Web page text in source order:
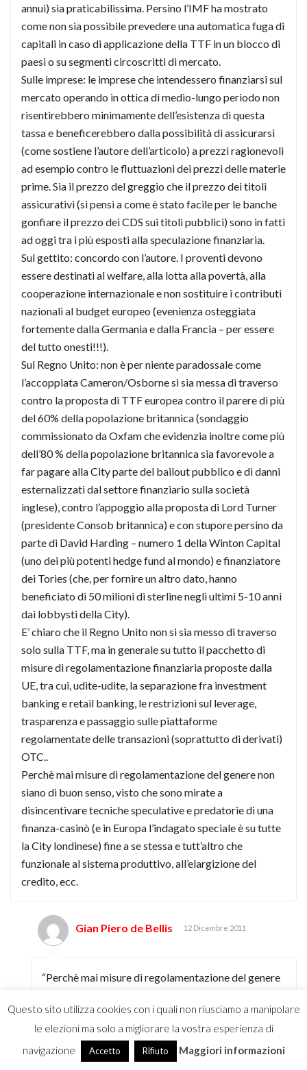
annui) sia praticabilissima. Persino l’IMF ha mostrato
come non sia possibile prevedere una automatica fuga di
capitali in caso di applicazione della TTF in un blocco di
paesi o su segmenti circoscritti di mercato.
Sulle imprese: le imprese che intendessero finanziarsi sul
mercato operando in ottica di medio-lungo periodo non
risentirebbero minimamente dell’esistenza di questa
tassa e beneficerebbero dalla possibilità di assicurarsi
(come sostiene l’autore dell’articolo) a prezzi ragionevoli
ad esempio contro le fluttuazioni dei prezzi delle materie
prime. Sia il prezzo del greggio che il prezzo dei titoli
assicurativi (si pensi a come è stato facile per le banche
gonfiare il prezzo dei CDS sui titoli pubblici) sono in fatti
ad oggi tra i più esposti alla speculazione finanziaria.
Sul gettito: concordo con l’autore. I proventi devono
essere destinati al welfare, alla lotta alla povertà, alla
cooperazione internazionale e non sostituire i contributi
nazionali al budget europeo (evenienza osteggiata
fortemente dalla Germania e dalla Francia – per essere
del tutto onesti!!!).
Sul Regno Unito: non è per niente paradossale come
l’accoppiata Cameron/Osborne si sia messa di traverso
contro la proposta di TTF europea contro il parere di più
del 60% della popolazione britannica (sondaggio
commissionato da Oxfam che evidenzia inoltre come più
dell’80 % della popolazione britannica sia favorevole a
far pagare alla City parte del bailout pubblico e di danni
esternalizzati dal settore finanziario sulla società
inglese), contro l’appoggio alla proposta di Lord Turner
(presidente Consob britannica) e con stupore persino da
parte di David Harding – numero 1 della Winton Capital
(uno dei più potenti hedge fund al mondo) e finanziatore
dei Tories (che, per fornire un altro dato, hanno
beneficiato di 50 milioni di sterline negli ultimi 5-10 anni
dai lobbysti della City).
E’ chiaro che il Regno Unito non si sia messo di traverso
solo sulla TTF, ma in generale su tutto il pacchetto di
misure di regolamentazione finanziaria proposte dalla
UE, tra cui, udite-udite, la separazione fra investment
banking e retail banking, le restrizioni sul leverage,
trasparenza e passaggio sulle piattaforme
regolamentate delle transazioni (soprattutto di derivati)
OTC..
Perchè mai misure di regolamentazione del genere non
siano di buon senso, visto che sono mirate a
disincentivare tecniche speculative e predatorie di una
finanza-casinò (e in Europa l’indagato speciale è su tutte
la City londinese) fine a se stessa e tutt’altro che
funzionale al sistema produttivo, all’elargizione del
credito, ecc.
Gian Piero de Bellis 12 Dicembre 2011
“Perchè mai misure di regolamentazione del genere
disincentivare tecniche speculative e predatorie di
una finanza-casinò (e in Europa l’indagato speciale è
su tutte la City londinese) fine a se stessa e tutt’altro
che funzionale al sistema produttivo, all’elargizione
Questo sito utilizza cookies con i quali non riusciamo a manipolare
le elezioni ma solo a migliorare la vostra esperienza di
navigazione
Accetto Rifiuto Maggiori informazioni